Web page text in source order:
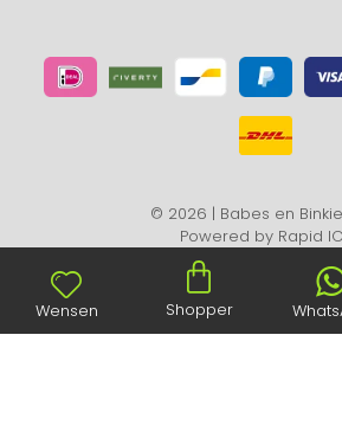
© 2026 | Babes en
Powered by Rapid
Wensen Shopper